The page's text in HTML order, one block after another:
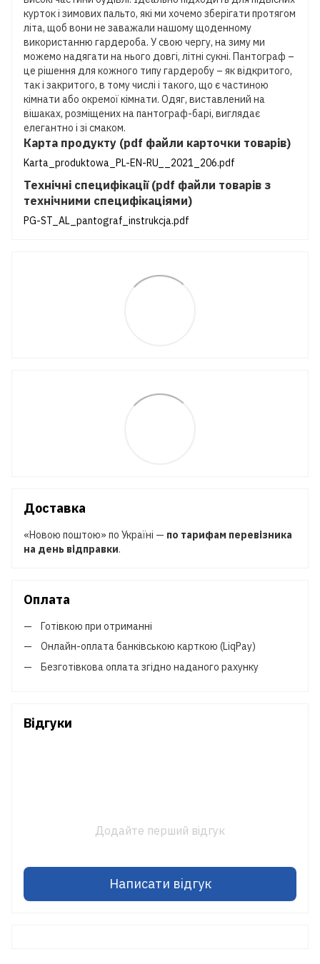
курток і зимових пальто, які ми хочемо зберігати протягом
літа, щоб вони не заважали нашому щоденному
використанню гардероба. У свою чергу, на зиму ми
можемо надягати на нього довгі, літні сукні. Пантограф –
це рішення для кожного типу гардеробу – як відкритого,
так і закритого, в тому числі і такого, що є частиною
кімнати або окремої кімнати. Одяг, виставлений на
вішаках, розміщених на пантограф-барі, виглядає
елегантно і зі смаком.
Карта продукту (pdf файли карточки товарів)
Karta_produktowa_PL-EN-RU__2021_206.pdf
Технічні специфікації (pdf файли товарів з
технічними специфікаціями)
PG-ST_AL_pantograf_instrukcja.pdf
Доставка
«Новою поштою» по Україні — по тарифам перевізника
на день відправки.
Оплата
Готівкою при отриманні
Онлайн-оплата банківською карткою (LiqPay)
Безготівкова оплата згідно наданого рахунку
Відгуки
Додайте перший відгук
Написати відгук